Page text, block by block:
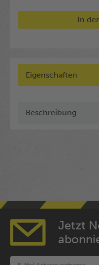
In
Eigenschaften
Beschreibung
Jetzt